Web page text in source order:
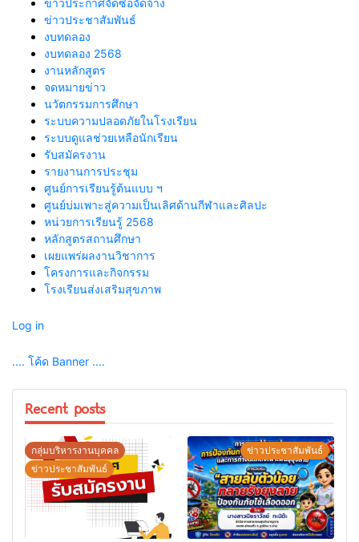
ข่าวประกาศจัดซื้อจัดจ้าง
ข่าวประชาสัมพันธ์
งบทดลอง
งบทดลอง 2568
งานหลักสูตร
จดหมายข่าว
นวัตกรรมการศึกษา
ระบบความปลอดภัยในโรงเรียน
ระบบดูแลช่วยเหลือนักเรียน
รับสมัครงาน
รายงานการประชุม
ศูนย์การเรียนรู้ต้นแบบ ฯ
ศูนย์บ่มเพาะสู่ความเป็นเลิศด้านกีฬาและศิลปะ
หน่วยการเรียนรู้ 2568
หลักสูตรสถานศึกษา
เผยแพร่ผลงานวิชาการ
โครงการและกิจกรรม
โรงเรียนส่งเสริมสุขภาพ
Log in
.... โค้ด Banner ....
Recent posts
กลุ่มบริหารงานบุคคล
ข่าวประชาสัมพันธ์
ข่าวประชาสัมพันธ์